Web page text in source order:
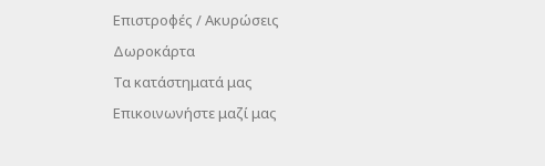
Επιστροφές / Ακυρώσεις
Δωροκάρτα
Τα κατάστηματά μας
Επικοινωνήστε μαζί μας